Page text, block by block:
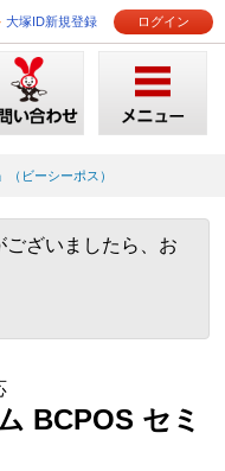
大塚ID新規登録 ログイン
（ビーシーポス）
ざいましたら、お
BCPOS セミ